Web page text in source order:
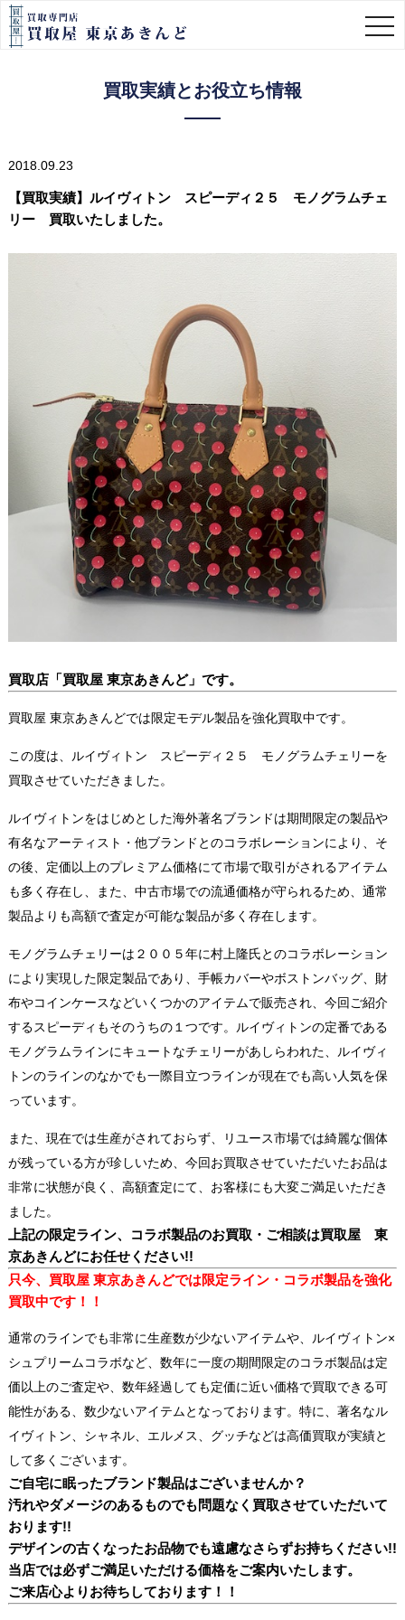
買取実績とお役立ち情報
2018.09.23
【買取実績】ルイヴィトン スピーディ２５ モノグラムチェ
リー 買取いたしました。
買取店「買取屋 東京あきんど」です。
買取屋 東京あきんどでは限定モデル製品を強化買取中です。
この度は、ルイヴィトン スピーディ２５ モノグラムチェリーを
買取させていただきました。
ルイヴィトンをはじめとした海外著名ブランドは期間限定の製品や
有名なアーティスト・他ブランドとのコラボレーションにより、そ
の後、定価以上のプレミアム価格にて市場で取引がされるアイテム
も多く存在し、また、中古市場での流通価格が守られるため、通常
製品よりも高額で査定が可能な製品が多く存在します。
モノグラムチェリーは２００５年に村上隆氏とのコラボレーション
により実現した限定製品であり、手帳カバーやボストンバッグ、財
布やコインケースなどいくつかのアイテムで販売され、今回ご紹介
するスピーディもそのうちの１つです。ルイヴィトンの定番である
モノグラムラインにキュートなチェリーがあしらわれた、ルイヴィ
トンのラインのなかでも一際目立つラインが現在でも高い人気を保
っています。
また、現在では生産がされておらず、リユース市場では綺麗な個体
が残っている方が珍しいため、今回お買取させていただいたお品は
非常に状態が良く、高額査定にて、お客様にも大変ご満足いただき
ました。
上記の限定ライン、コラボ製品のお買取・ご相談は買取屋 東
京あきんどにお任せください!!
只今、買取屋 東京あきんどでは限定ライン・コラボ製品を強化
買取中です！！
通常のラインでも非常に生産数が少ないアイテムや、ルイヴィトン×
シュプリームコラボなど、数年に一度の期間限定のコラボ製品は定
価以上のご査定や、数年経過しても定価に近い価格で買取できる可
能性がある、数少ないアイテムとなっております。特に、著名なル
イヴィトン、シャネル、エルメス、グッチなどは高価買取が実績と
して多くございます。
ご自宅に眠ったブランド製品はございませんか？
汚れやダメージのあるものでも問題なく買取させていただいて
おります!!
デザインの古くなったお品物でも遠慮なさらずお持ちください!!
当店では必ずご満足いただける価格をご案内いたします。
ご来店心よりお待ちしております！！